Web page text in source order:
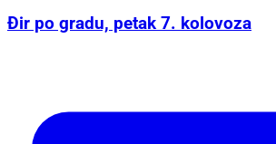
Đir po gradu, petak 7. kolovoza